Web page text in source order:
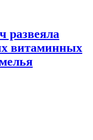
развеяла
витаминных